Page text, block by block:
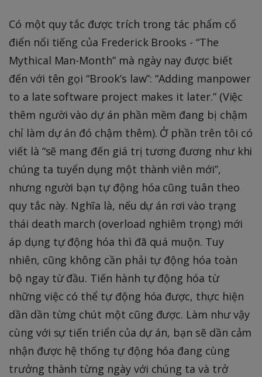
Có một quy tắc được trích trong tác phẩm cổ
điển nổi tiếng của Frederick Brooks - “The
Mythical Man-Month” mà ngày nay được biết
đến với tên gọi “Brook’s law”: “Adding manpower
to a late software project makes it later.” (Việc
thêm người vào dự án phần mềm đang bị chậm
chỉ làm dự án đó chậm thêm). Ở phần trên tôi có
viết là “sẽ mang đến giá trị tương đương như khi
chúng ta tuyển dụng một thành viên mới”,
nhưng người bạn tự động hóa cũng tuân theo
quy tắc này. Nghĩa là, nếu dự án rơi vào trạng
thái death march (overload nghiêm trọng) mới
áp dụng tự động hóa thì đã quá muộn. Tuy
nhiên, cũng không cần phải tự động hóa toàn
bộ ngay từ đầu. Tiến hành tự động hóa từ
những việc có thể tự động hóa được, thực hiện
dần dần từng chút một cũng được. Làm như vậy
cùng với sự tiến triển của dự án, bạn sẽ dần cảm
nhận được hệ thống tự động hóa đang cùng
trưởng thành từng ngày với chúng ta và trở